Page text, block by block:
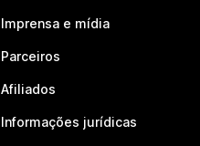
Imprensa e mídia
Parceiros
Afiliados
Informações jurídicas